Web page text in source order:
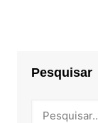
Pesquisar